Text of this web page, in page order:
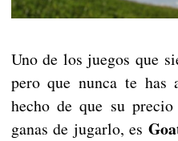
Uno de los juegos que
pero que nunca te
hecho de que su
ganas de jugarlo, es